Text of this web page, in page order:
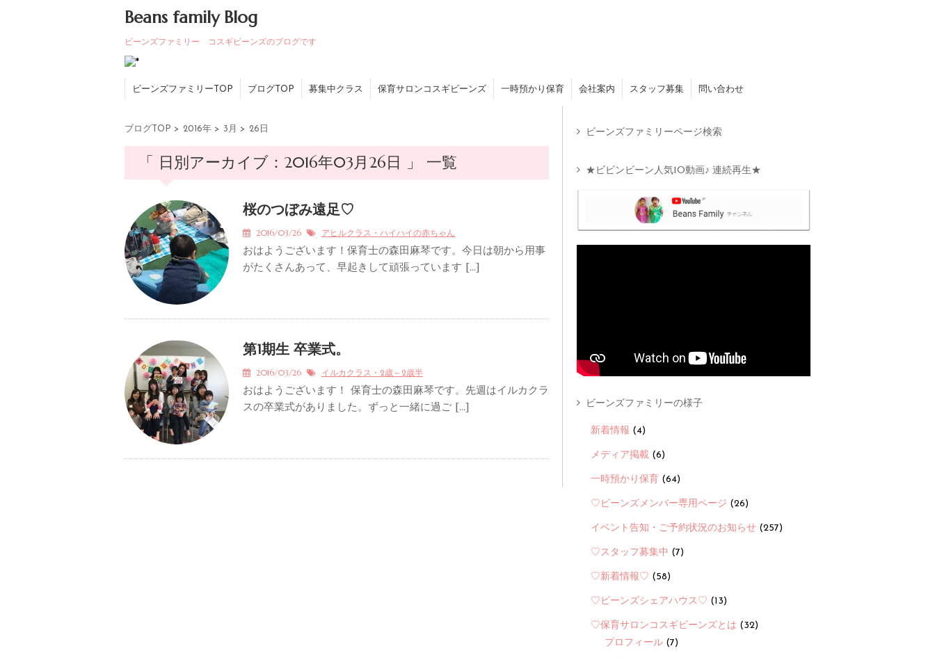
Beans family Blog
ビーンズファミリー コスギビーンズのブログです
ビーンズファミリーTOP ブログTOP 募集中クラス 保育サロンコスギビーンズ 一時預かり保育 会社案内 スタッフ募集 問い合わせ
ブログTOP > 2016年 > 3月 > 26日
「 日別アーカイブ：2016年03月26日 」 一覧
桜のつぼみ遠足♡
2016/03/26 アヒルクラス・ハイハイの赤ちゃん
おはようございます！保育士の森田麻琴です。今日は朝から用事
がたくさんあって、早起きして頑張っています […]
第1期生 卒業式。
2016/03/26 イルカクラス・2歳～2歳半
おはようございます！ 保育士の森田麻琴です。先週はイルカクラ
スの卒業式がありました。ずっと一緒に過ご […]
ビーンズファミリーページ検索
★ビビンビーン人気10動画♪ 連続再生★
ビーンズファミリーの様子
新着情報 (4)
メディア掲載 (6)
一時預かり保育 (64)
♡ビーンズメンバー専用ページ (26)
イベント告知・ご予約状況のお知らせ (257)
♡スタッフ募集中 (7)
♡新着情報♡ (58)
♡ビーンズシェアハウス♡ (13)
♡保育サロンコスギビーンズとは (32)
プロフィール (7)